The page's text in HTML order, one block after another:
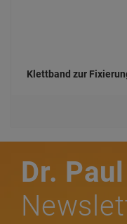
Klettband zur
Dr.